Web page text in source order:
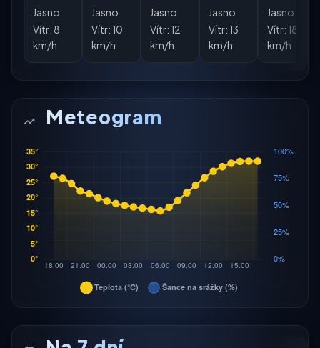
Jasno
Vítr: 8
km/h
Jasno
Vítr: 10
km/h
Jasno
Vítr: 12
km/h
Jasno
Vítr: 13
km/h
Jasno
Vítr: 18
km/h
Meteogram